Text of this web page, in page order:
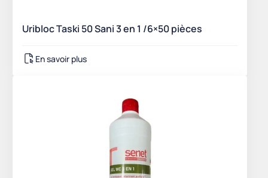
Uribloc Taski 50 Sani 3 en 1 /6×50 pièces
En savoir plus